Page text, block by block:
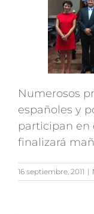
Numerosos
españoles y
participan en
finalizará
16 septiembre, 2011 |